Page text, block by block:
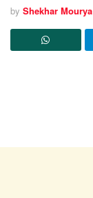
by Shekhar Mourya